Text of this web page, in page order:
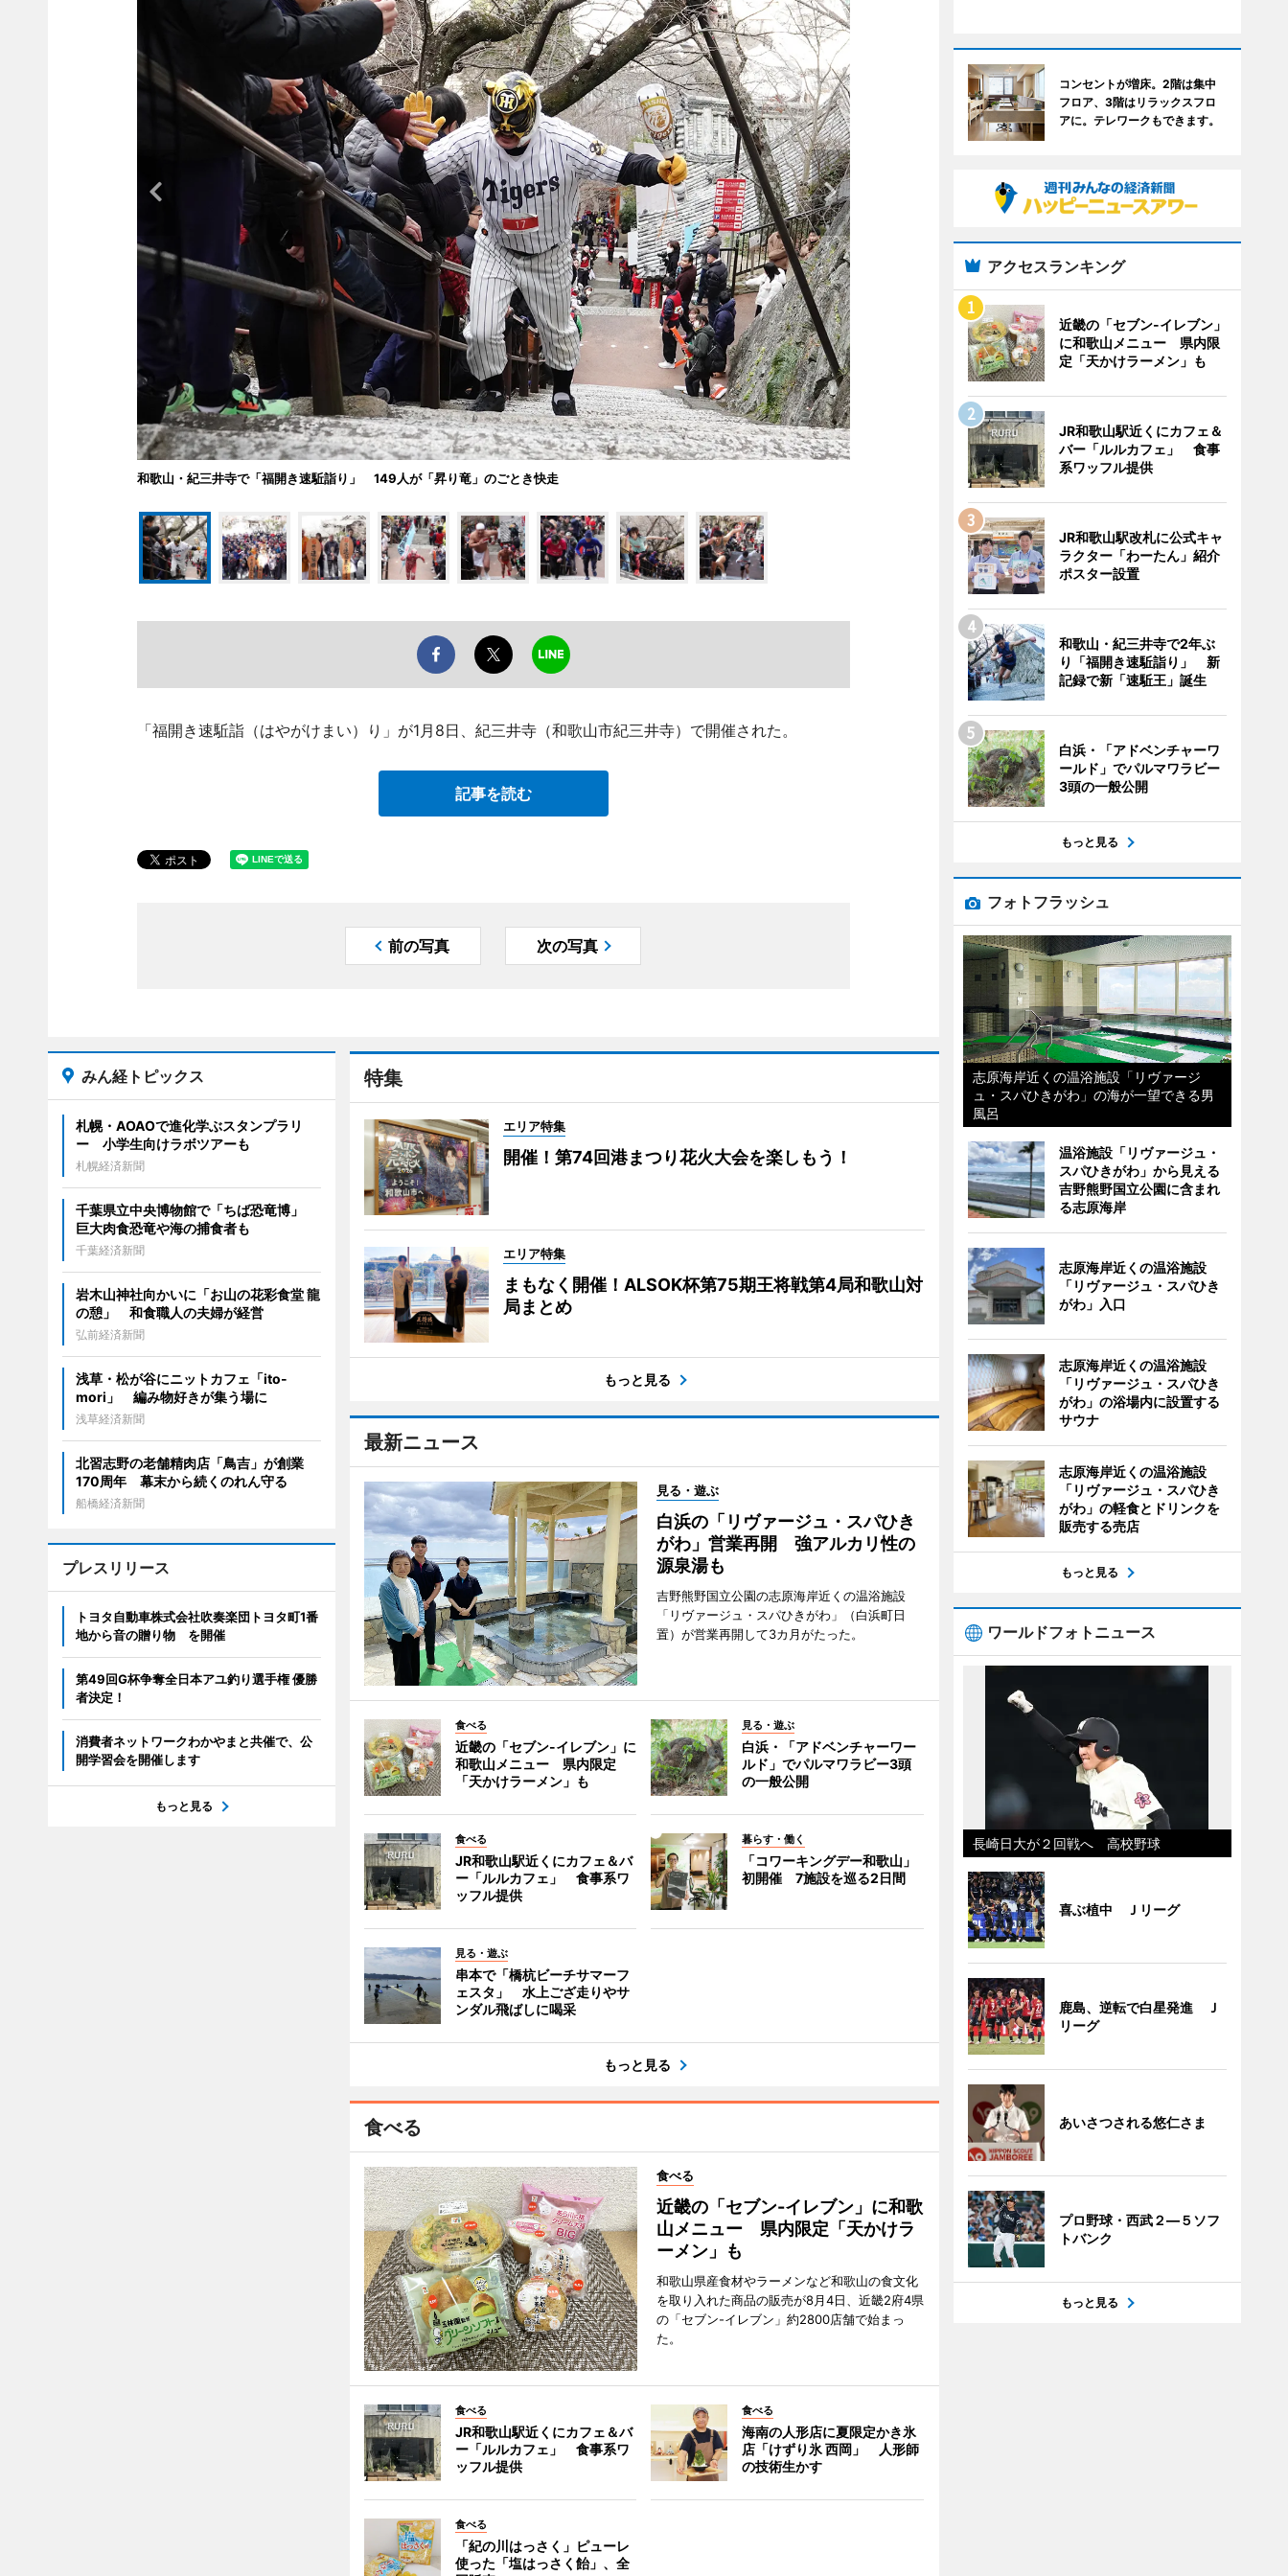
和歌山・紀三井寺で「福開き速駈詣り」 149人が「昇り竜」のごとき快走
「福開き速駈詣（はやがけまい）り」が1月8日、紀三井寺（和歌山市紀三井寺）で開催された。
記事を読む
前の写真 次の写真
特集
エリア特集
開催！第74回港まつり花火大会を楽しもう！
エリア特集
まもなく開催！ALSOK杯第75期王将戦第4局和歌山対
局まとめ
もっと見る
最新ニュース
見る・遊ぶ
白浜の「リヴァージュ・スパひき
がわ」営業再開 強アルカリ性の
源泉湯も
吉野熊野国立公園の志原海岸近くの温浴施設
「リヴァージュ・スパひきがわ」（白浜町日
置）が営業再開して3カ月がたった。
食べる
近畿の「セブン-イレブン」に
和歌山メニュー 県内限定
「天かけラーメン」も
見る・遊ぶ
白浜・「アドベンチャーワー
ルド」でパルマワラビー3頭
の一般公開
食べる
JR和歌山駅近くにカフェ＆バ
ー「ルルカフェ」 食事系ワ
ッフル提供
暮らす・働く
「コワーキングデー和歌山」
初開催 7施設を巡る2日間
見る・遊ぶ
串本で「橋杭ビーチサマーフ
ェスタ」 水上ござ走りやサ
ンダル飛ばしに喝采
もっと見る
食べる
食べる
近畿の「セブン-イレブン」に和歌
山メニュー 県内限定「天かけラ
ーメン」も
和歌山県産食材やラーメンなど和歌山の食文化
を取り入れた商品の販売が8月4日、近畿2府4県
の「セブン-イレブン」約2800店舗で始まっ
た。
食べる
JR和歌山駅近くにカフェ＆バ
ー「ルルカフェ」 食事系ワ
ッフル提供
食べる
海南の人形店に夏限定かき氷
店「けずり氷 西岡」 人形師
の技術生かす
食べる
「紀の川はっさく」ピューレ
使った「塩はっさく飴」、全
みん経トピックス
札幌・AOAOで進化学ぶスタンプラリ
ー 小学生向けラボツアーも
札幌経済新聞
千葉県立中央博物館で「ちば恐竜博」
巨大肉食恐竜や海の捕食者も
千葉経済新聞
岩木山神社向かいに「お山の花彩食堂 龍
の憩」 和食職人の夫婦が経営
弘前経済新聞
浅草・松が谷にニットカフェ「ito-
mori」 編み物好きが集う場に
浅草経済新聞
北習志野の老舗精肉店「鳥吉」が創業
170周年 幕末から続くのれん守る
船橋経済新聞
プレスリリース
トヨタ自動車株式会社吹奏楽団トヨタ町1番
地から音の贈り物 を開催
第49回G杯争奪全日本アユ釣り選手権 優勝
者決定！
消費者ネットワークわかやまと共催で、公
開学習会を開催します
もっと見る
コンセントが増床。2階は集中
フロア、3階はリラックスフロ
アに。テレワークもできます。
アクセスランキング
近畿の「セブン-イレブン」
に和歌山メニュー 県内限
定「天かけラーメン」も
JR和歌山駅近くにカフェ＆
バー「ルルカフェ」 食事
系ワッフル提供
JR和歌山駅改札に公式キャ
ラクター「わーたん」紹介
ポスター設置
和歌山・紀三井寺で2年ぶ
り「福開き速駈詣り」 新
記録で新「速駈王」誕生
白浜・「アドベンチャーワ
ールド」でパルマワラビー
3頭の一般公開
もっと見る
フォトフラッシュ
志原海岸近くの温浴施設「リヴァージ
ュ・スパひきがわ」の海が一望できる男
風呂
温浴施設「リヴァージュ・
スパひきがわ」から見える
吉野熊野国立公園に含まれ
る志原海岸
志原海岸近くの温浴施設
「リヴァージュ・スパひき
がわ」入口
志原海岸近くの温浴施設
「リヴァージュ・スパひき
がわ」の浴場内に設置する
サウナ
志原海岸近くの温浴施設
「リヴァージュ・スパひき
がわ」の軽食とドリンクを
販売する売店
もっと見る
ワールドフォトニュース
長崎日大が２回戦へ 高校野球
喜ぶ植中 Ｊリーグ
鹿島、逆転で白星発進 Ｊ
リーグ
あいさつされる悠仁さま
プロ野球・西武２―５ソフ
トバンク
もっと見る